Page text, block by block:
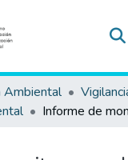
Ambiental